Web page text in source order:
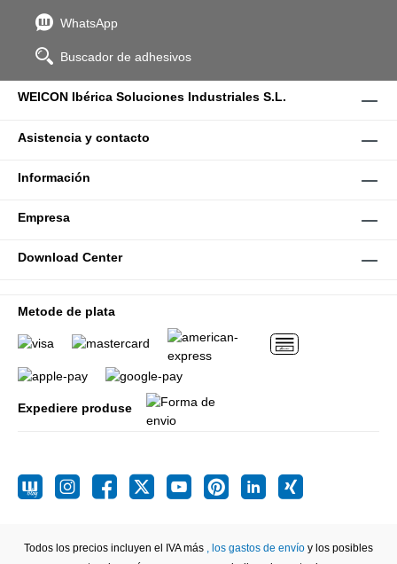
WhatsApp
Buscador de adhesivos
WEICON Ibérica Soluciones Industriales S.L.
Asistencia y contacto
Información
Empresa
Download Center
Metode de plata
Expediere produse
Todos los precios incluyen el IVA más , los gastos de envío y los posibles